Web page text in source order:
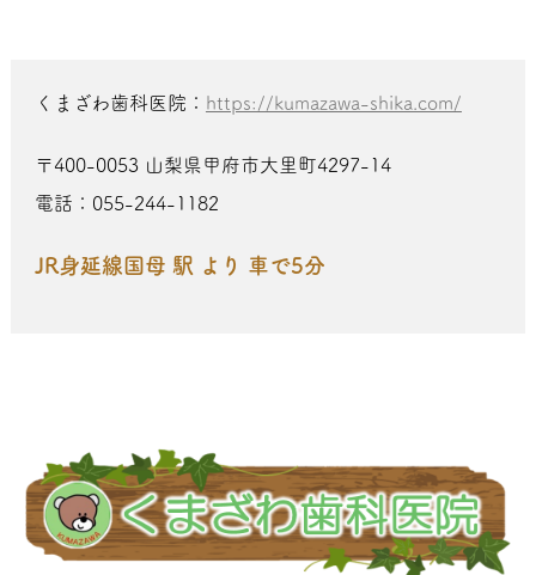
くまざわ歯科医院： https://kumazawa-shika.com/
〒400-0053 山梨県甲府市大里町4297-14
電話：055-244-1182
JR身延線国母 駅 より 車で5分